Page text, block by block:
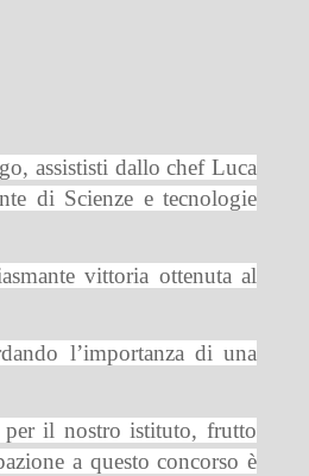
assististi dallo chef Luca
di Scienze e tecnologie
vittoria ottenuta al
l’importanza di una
per il nostro istituto, frutto
a questo concorso è